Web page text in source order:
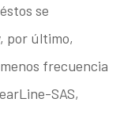
se
por último,
frecuencia
SAS,